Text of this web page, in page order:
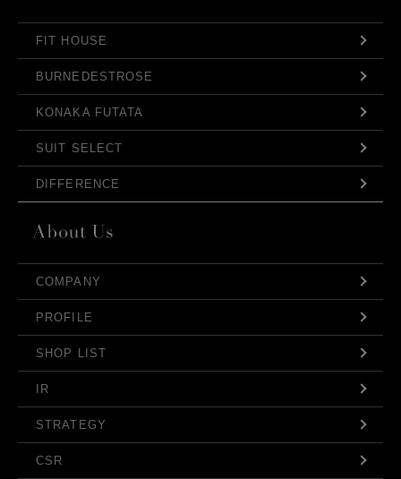
FIT HOUSE
BURNEDESTROSE
KONAKA FUTATA
SUIT SELECT
DIFFERENCE
COMPANY
PROFILE
SHOP LIST
IR
STRATEGY
CSR